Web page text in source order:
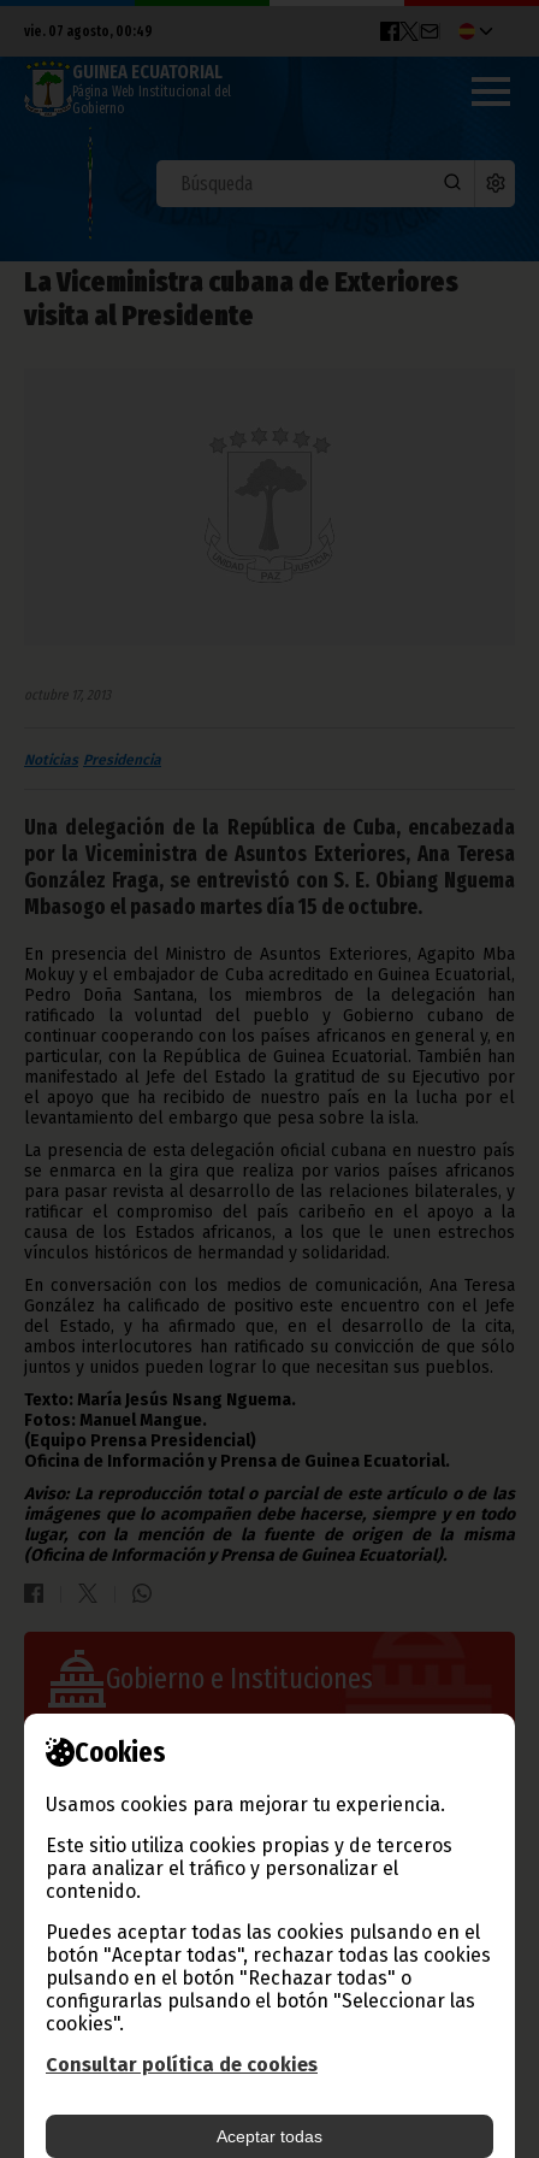
Cookies
Usamos cookies para mejorar tu experiencia.
Este sitio utiliza cookies propias y de terceros
para analizar el tráfico y personalizar el
contenido.
Puedes aceptar todas las cookies pulsando en el
botón "Aceptar todas", rechazar todas las cookies
pulsando en el botón "Rechazar todas" o
configurarlas pulsando el botón "Seleccionar las
cookies".
Consultar política de cookies
Aceptar todas
vie. 07 agosto, 00:49
GUINEA ECUATORIAL
Página Web Institucional del
Gobierno
La Viceministra cubana de Exteriores
visita al Presidente
octubre 17, 2013
Noticias Presidencia
Una delegación de la República de Cuba, encabezada
por la Viceministra de Asuntos Exteriores, Ana Teresa
González Fraga, se entrevistó con S. E. Obiang Nguema
Mbasogo el pasado martes día 15 de octubre.
En presencia del Ministro de Asuntos Exteriores, Agapito Mba
Mokuy y el embajador de Cuba acreditado en Guinea Ecuatorial,
Pedro Doña Santana, los miembros de la delegación han
ratificado la voluntad del pueblo y Gobierno cubano de
continuar cooperando con los países africanos en general y, en
particular, con la República de Guinea Ecuatorial. También han
manifestado al Jefe del Estado la gratitud de su Ejecutivo por
el apoyo que ha recibido de nuestro país en la lucha por el
levantamiento del embargo que pesa sobre la isla.
La presencia de esta delegación oficial cubana en nuestro país
se enmarca en la gira que realiza por varios países africanos
para pasar revista al desarrollo de las relaciones bilaterales, y
ratificar el compromiso del país caribeño en el apoyo a la
causa de los Estados africanos, a los que le unen estrechos
vínculos históricos de hermandad y solidaridad.
En conversación con los medios de comunicación, Ana Teresa
González ha calificado de positivo este encuentro con el Jefe
del Estado, y ha afirmado que, en el desarrollo de la cita,
ambos interlocutores han ratificado su convicción de que sólo
juntos y unidos pueden lograr lo que necesitan sus pueblos.
Texto: María Jesús Nsang Nguema.
Fotos: Manuel Mangue.
(Equipo Prensa Presidencial)
Oficina de Información y Prensa de Guinea Ecuatorial.
Aviso: La reproducción total o parcial de este artículo o de las
imágenes que lo acompañen debe hacerse, siempre y en todo
lugar, con la mención de la fuente de origen de la misma
(Oficina de Información y Prensa de Guinea Ecuatorial).
Gobierno e Instituciones
Información de Guinea Ecuatorial
TVGE
Radio Nacional de Guinea
Ecuatorial